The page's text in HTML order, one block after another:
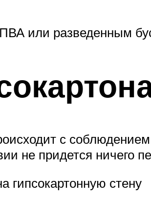
или разведенным
с
не придется ничего
гипсокартонную стену